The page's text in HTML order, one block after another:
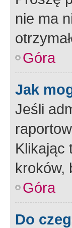
nie ma
Góra
Jak
Jeśli
Klikając
kroków,
Góra
Do